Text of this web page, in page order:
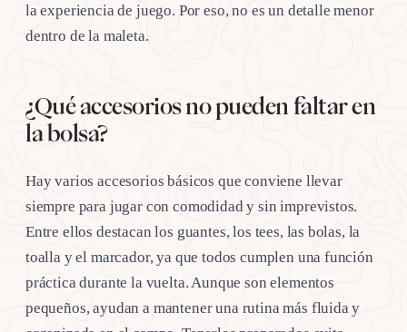
la experiencia de juego. Por eso, no es un detalle menor
dentro de la maleta.
¿Qué accesorios no pueden faltar en
la bolsa?
Hay varios accesorios básicos que conviene llevar
siempre para jugar con comodidad y sin imprevistos.
Entre ellos destacan los guantes, los tees, las bolas, la
toalla y el marcador, ya que todos cumplen una función
práctica durante la vuelta. Aunque son elementos
pequeños, ayudan a mantener una rutina más fluida y